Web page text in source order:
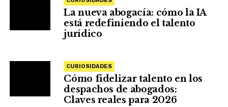
La nueva abogacía: cómo la IA
está redefiniendo el talento
jurídico
CURIOSIDADES
Cómo fidelizar talento en los
despachos de abogados:
Claves reales para 2026